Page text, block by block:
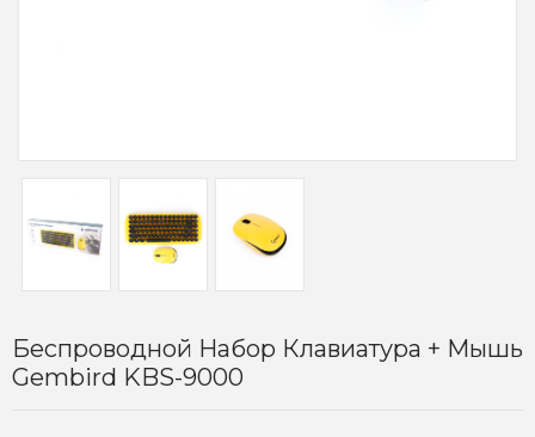
Беспроводной Набор Клавиатура + Мышь
Gembird KBS-9000